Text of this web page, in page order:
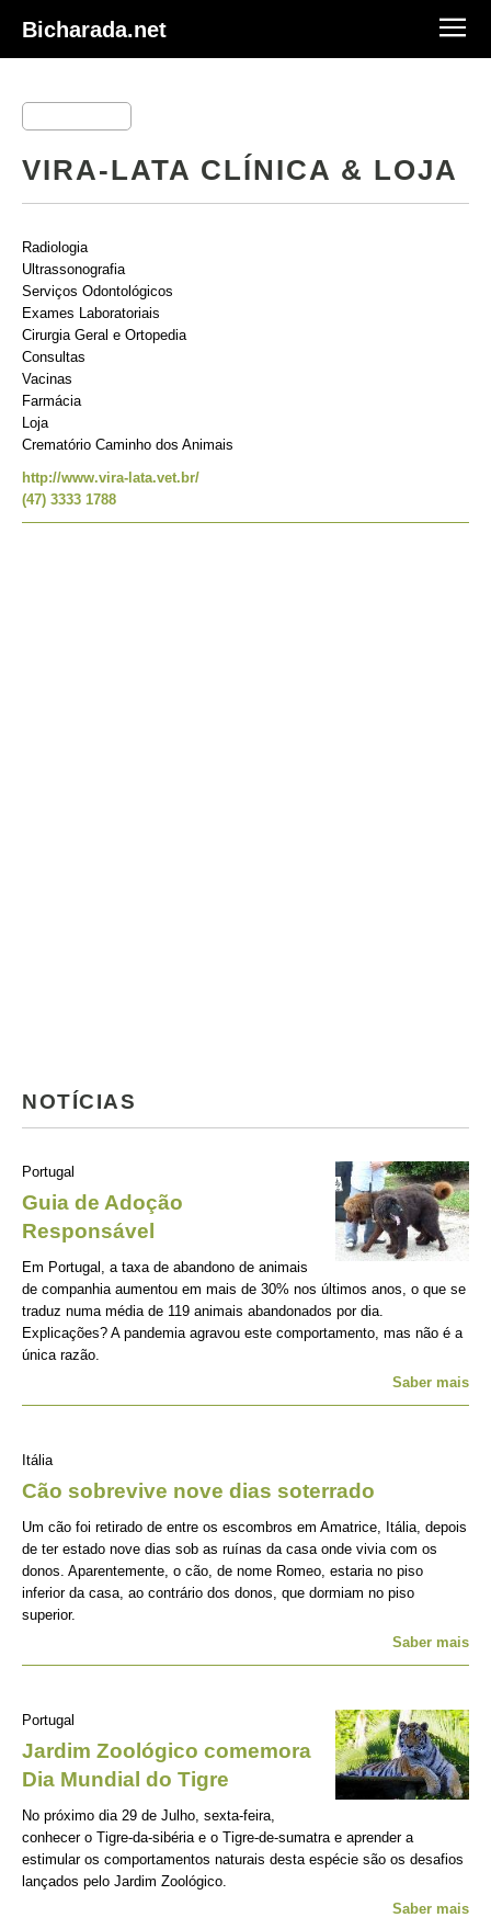
Bicharada.net
VIRA-LATA CLÍNICA & LOJA
Radiologia
Ultrassonografia
Serviços Odontológicos
Exames Laboratoriais
Cirurgia Geral e Ortopedia
Consultas
Vacinas
Farmácia
Loja
Crematório Caminho dos Animais
http://www.vira-lata.vet.br/
(47) 3333 1788
NOTÍCIAS
Portugal
Guia de Adoção
Responsável
Em Portugal, a taxa de abandono de animais
de companhia aumentou em mais de 30% nos últimos anos, o que se
traduz numa média de 119 animais abandonados por dia.
Explicações? A pandemia agravou este comportamento, mas não é a
única razão.
Saber mais
Itália
Cão sobrevive nove dias soterrado
Um cão foi retirado de entre os escombros em Amatrice, Itália, depois
de ter estado nove dias sob as ruínas da casa onde vivia com os
donos. Aparentemente, o cão, de nome Romeo, estaria no piso
inferior da casa, ao contrário dos donos, que dormiam no piso
superior.
Saber mais
Portugal
Jardim Zoológico comemora
Dia Mundial do Tigre
No próximo dia 29 de Julho, sexta-feira,
conhecer o Tigre-da-sibéria e o Tigre-de-sumatra e aprender a
estimular os comportamentos naturais desta espécie são os desafios
lançados pelo Jardim Zoológico.
Saber mais